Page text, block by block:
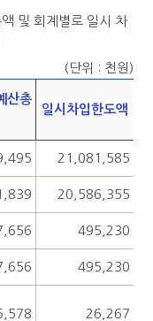
및 회계별로 일시 차
(단위 : 천원)
산총
일시차입한도액
21,081,585
20,586,355
495,230
495,230
26,267